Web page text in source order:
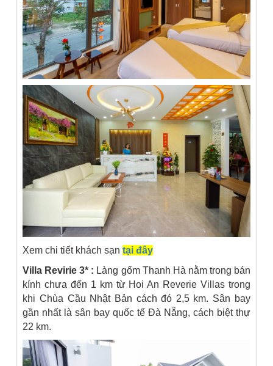
Xem chi tiết khách sạntại đây
Villa Revirie 3* : Làng gốm Thanh Hà nằm trong bán
kính chưa đến 1 km từ Hoi An Reverie Villas trong
khi Chùa Cầu Nhật Bản cách đó 2,5 km. Sân bay
gần nhất là sân bay quốc tế Đà Nẵng, cách biệt thự
22 km.